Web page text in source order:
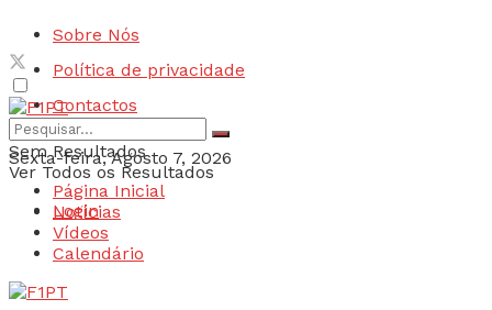
Sobre Nós
Política de privacidade
Contactos
Sexta-feira, Agosto 7, 2026
Login
Sem Resultados
Ver Todos os Resultados
Página Inicial
Notícias
Vídeos
Calendário